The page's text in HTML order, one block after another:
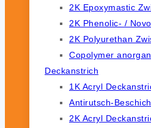
2K Epoxymastic
2K Phenolic- /
2K Polyurethan
Copolymer
Deckanstrich
1K Acryl
Antirutsch-
2K Acryl